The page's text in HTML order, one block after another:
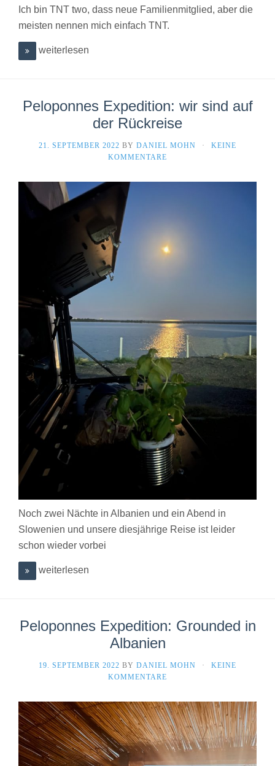
Ich bin TNT two, dass neue Familienmitglied, aber die
meisten nennen mich einfach TNT.
weiterlesen
Peloponnes Expedition: wir sind auf
der Rückreise
21. SEPTEMBER 2022 BY DANIEL MOHN ·
KEINE
KOMMENTARE
Noch zwei Nächte in Albanien und ein Abend in
Slowenien und unsere diesjährige Reise ist leider
schon wieder vorbei
weiterlesen
Peloponnes Expedition: Grounded in
Albanien
19. SEPTEMBER 2022 BY DANIEL MOHN ·
KEINE
KOMMENTARE